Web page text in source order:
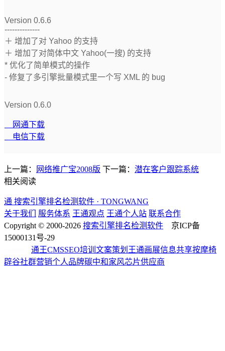
Version 0.6.6
--------------
＋ 增加了对 Yahoo 的支持
＋ 增加了对简体中文 Yahoo(一搜) 的支持
* 优化了简单模式的操作
- 修复了多引擎批量模式里一个写 XML 的 bug
Version 0.6.0
网通下载
电信下载
上一篇： 网络推广宝2008版 下一篇： 潜在客户跟踪系统
相关阅读
通 搜索引擎排名检测软件 · TONGWANG
关于我们
服务体系 王通观点 王通个人站 联系合作
Copyright © 2000-2026 搜索引擎排名检测软件 京ICP备
15000131号-29
通王CMSSEO培训 文案策划 王通画展信息共享按摩椅
辟谷社群营销个人品牌碳中和家风芯片供应商